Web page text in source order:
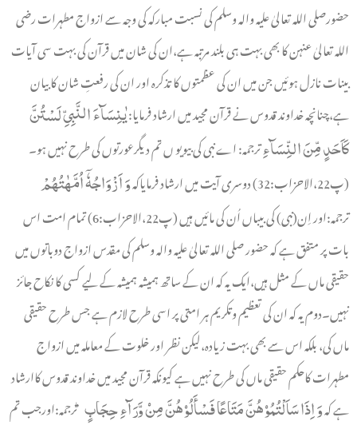
حضورصلی اللہ تعالیٰ علیہ والہ وسلم کی نسبت مبارکہ کی وجہ سے ازواج مطہرات رضی
اللہ تعالیٰ عنہن کا بھی بہت ہی بلند مرتبہ ہے،ان کی شان میں قرآن کی بہت سی آیات
بینات نازل ہوئیں جن میں ان کی عظمتوں کا تذکرہ اور ان کی رفعتِ شان کا بیان
ہے،چنانچہ خداوند قدوس نے قرآن مجید میں ارشاد فرمایا:یٰنِسَآءَ النَّبِیِّ لَسْتُنَّ
کَاَحَدٍ مِّنَ النِّسَآءِترجمہ: اے نبی کی بیویو ں تم دیگرعورتوں کی طرح نہیں ہو۔
(پ22،الاحزاب:32) دوسری آیت میں ارشاد فرمایاکہ
وَ اَزْوَاجُہٗۤ اُمَّہٰتُہُمْ
ترجمہ:اور اِن(نبی) کی بیباں اُن کی مائیں ہیں (پ22،الاحزاب:6) تمام امت اس
بات پر متفق ہے کہ حضور صلی اللہ تعالیٰ علیہ والہ وسلم کی مقدس ازواج دوباتوں میں
حقیقی ماں کے مثل ہیں،ایک یہ کہ ان کے ساتھ ہمیشہ ہمیشہ کے ليے کسی کا نکاح جائز
نہیں۔دوم یہ کہ ان کی تعظیم وتکریم ہر امتی پر اسی طرح لازم ہے جس طرح حقیقی
ماں کی، بلکہ اس سے بھی بہت زیادہ،لیکن نظر اور خلوت کے معاملہ میں ازواج
مطہرات کاحکم حقیقی ماں کی طرح نہیں ہے کیونکہ قرآن مجید میں خداوند قدوس کاارشاد
ہے کہوَ اِذَا سَاَلْتُمُوۡھُنَّ مَتَاعًا فَسْأَلُوۡھُنَّ مِنۡ وَّرَآءِ حِجَابٍ ؕ ترجمہ:اورجب تم